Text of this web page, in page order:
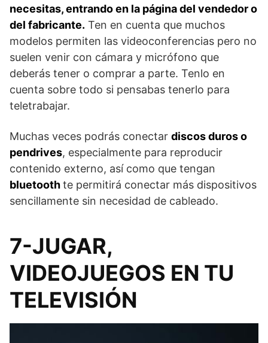
necesitas, entrando en la página del vendedor o
del fabricante. Ten en cuenta que muchos
modelos permiten las videoconferencias pero no
suelen venir con cámara y micrófono que
deberás tener o comprar a parte. Tenlo en
cuenta sobre todo si pensabas tenerlo para
teletrabajar.
Muchas veces podrás conectar discos duros o
pendrives, especialmente para reproducir
contenido externo, así como que tengan
bluetoothte permitirá conectar más dispositivos
sencillamente sin necesidad de cableado.
7-JUGAR,
VIDEOJUEGOS EN TU
TELEVISIÓN